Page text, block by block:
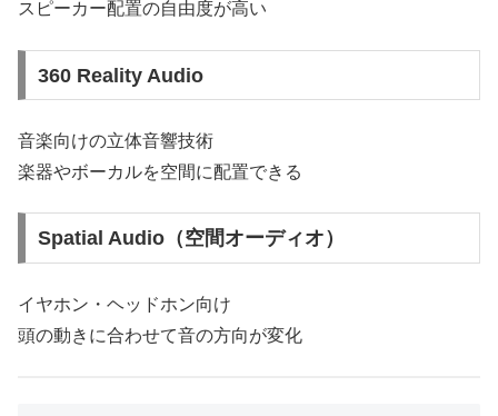
スピーカー配置の自由度が高い
360 Reality Audio
音楽向けの立体音響技術
楽器やボーカルを空間に配置できる
Spatial Audio（空間オーディオ）
イヤホン・ヘッドホン向け
頭の動きに合わせて音の方向が変化